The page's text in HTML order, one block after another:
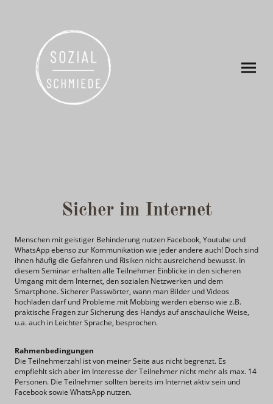
Sicher im Internet
Menschen mit geistiger Behinderung nutzen Facebook, Youtube und
WhatsApp ebenso zur Kommunikation wie jeder andere auch! Doch sind
ihnen häufig die Gefahren und Risiken nicht ausreichend bewusst. In
diesem Seminar erhalten alle Teilnehmer Einblicke in den sicheren
Umgang mit dem Internet, den sozialen Netzwerken und dem
Smartphone. Sicherer Passwörter, wann man Bilder und Videos
hochladen darf und Probleme mit Mobbing werden ebenso wie z.B.
praktische Fragen zur Sicherung des Handys auf anschauliche Weise,
u.a. auch in Leichter Sprache, besprochen.
Rahmenbedingungen
Die Teilnehmerzahl ist von meiner Seite aus nicht begrenzt. Es
empfiehlt sich aber im Interesse der Teilnehmer nicht mehr als max. 14
Personen. Die Teilnehmer sollten bereits im Internet aktiv sein und
Facebook sowie WhatsApp nutzen.